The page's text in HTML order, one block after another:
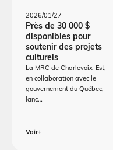
2026/01/27
Près de 30 000 $
disponibles pour
soutenir des projets
culturels
La MRC de Charlevoix-Est,
en collaboration avec le
gouvernement du Québec,
lanc…
Voir+